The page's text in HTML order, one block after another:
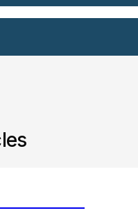
: définition,
pour 2026